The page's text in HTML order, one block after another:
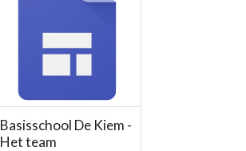
Basisschool De Kiem -
Het team